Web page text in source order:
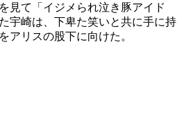
見て「イジメられ泣き豚アイド
宇崎は、下卑た笑いと共に手に持
アリスの股下に向けた。